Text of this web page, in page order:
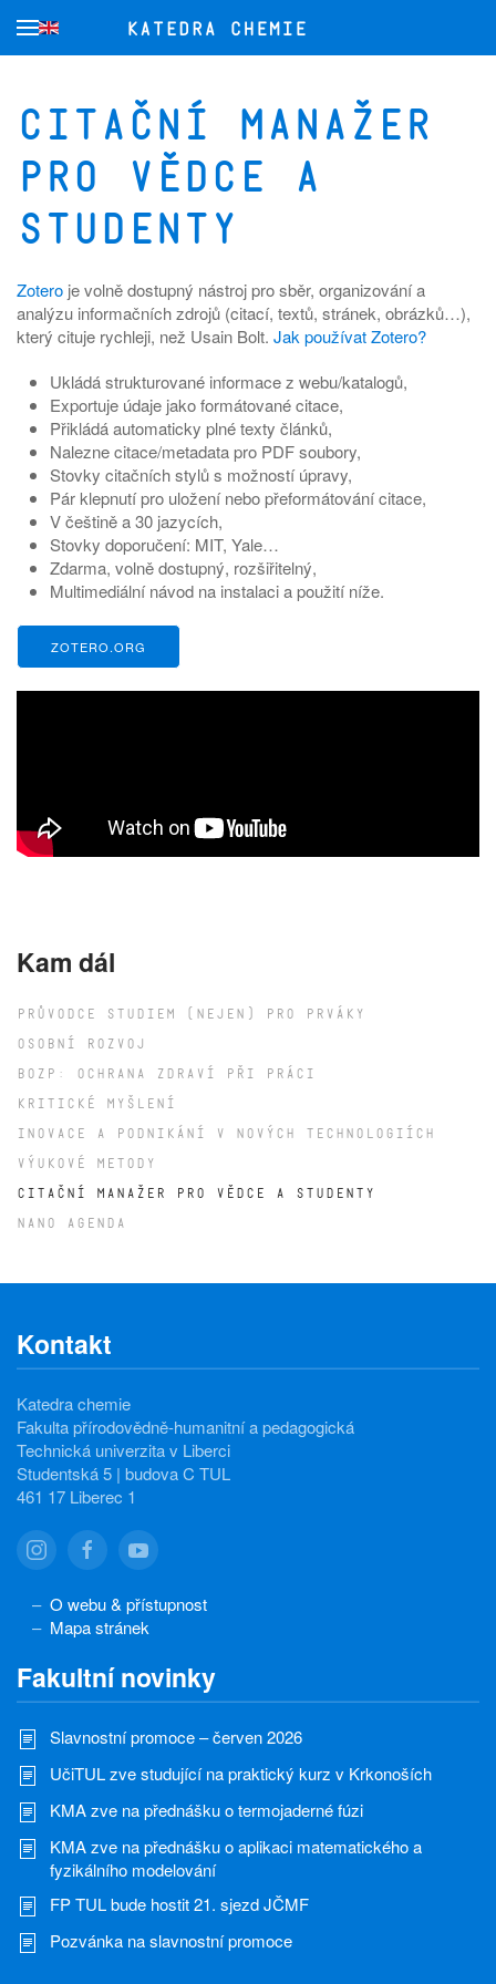
Přejít na hlavní obsah
Citační manažer
pro vědce a
studenty
Zotero je volně dostupný nástroj pro sběr, organizování a
analýzu informačních zdrojů (citací, textů, stránek, obrázků…),
který cituje rychleji, než Usain Bolt. Jak používat Zotero?
Ukládá strukturované informace z webu/katalogů,
Exportuje údaje jako formátované citace,
Přikládá automaticky plné texty článků,
Nalezne citace/metadata pro PDF soubory,
Stovky citačních stylů s možností úpravy,
Pár klepnutí pro uložení nebo přeformátování citace,
V češtině a 30 jazycích,
Stovky doporučení: MIT, Yale…
Zdarma, volně dostupný, rozšiřitelný,
Multimediální návod na instalaci a použití níže.
ZOTERO.ORG
Kam dál
PRŮVODCE STUDIEM (NEJEN) PRO PRVÁKY
OSOBNÍ ROZVOJ
BOZP: OCHRANA ZDRAVÍ PŘI PRÁCI
KRITICKÉ MYŠLENÍ
INOVACE A PODNIKÁNÍ V NOVÝCH TECHNOLOGIÍCH
VÝUKOVÉ METODY
CITAČNÍ MANAŽER PRO VĚDCE A STUDENTY
NANO AGENDA
Kontakt
Katedra chemie
Fakulta přírodovědně-humanitní a pedagogická
Technická univerzita v Liberci
Studentská 5 | budova C TUL
461 17 Liberec 1
O webu & přístupnost
Mapa stránek
Fakultní novinky
Slavnostní promoce – červen 2026
UčiTUL zve studující na praktický kurz v Krkonoších
KMA zve na přednášku o termojaderné fúzi
KMA zve na přednášku o aplikaci matematického a
fyzikálního modelování
FP TUL bude hostit 21. sjezd JČMF
Pozvánka na slavnostní promoce